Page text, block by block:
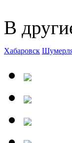
В
Хабаровск